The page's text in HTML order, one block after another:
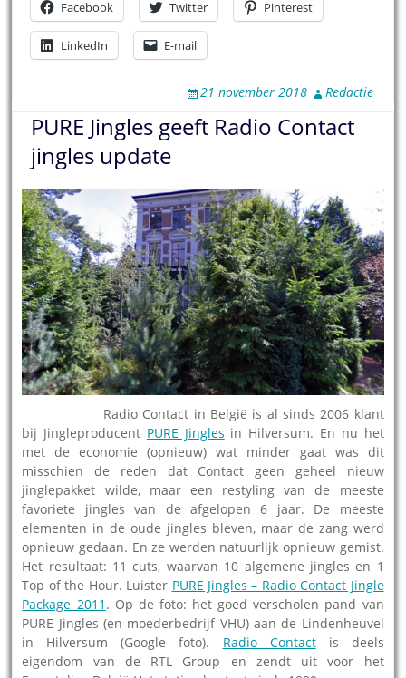
Facebook Twitter Pinterest
LinkedIn E-mail
21 november 2018 Redactie
PURE Jingles geeft Radio Contact
jingles update
Radio Contact in België is al sinds 2006 klant
bij Jingleproducent PURE Jingles in Hilversum. En nu het
met de economie (opnieuw) wat minder gaat was dit
misschien de reden dat Contact geen geheel nieuw
jinglepakket wilde, maar een restyling van de meeste
favoriete jingles van de afgelopen 6 jaar. De meeste
elementen in de oude jingles bleven, maar de zang werd
opnieuw gedaan. En ze werden natuurlijk opnieuw gemist.
Het resultaat: 11 cuts, waarvan 10 algemene jingles en 1
Top of the Hour. Luister PURE Jingles – Radio Contact Jingle
Package 2011 . Op de foto: het goed verscholen pand van
PURE Jingles (en moederbedrijf VHU) aan de Lindenheuvel
in Hilversum (Google foto). Radio Contactis deels
eigendom van de RTL Group en zendt uit voor het